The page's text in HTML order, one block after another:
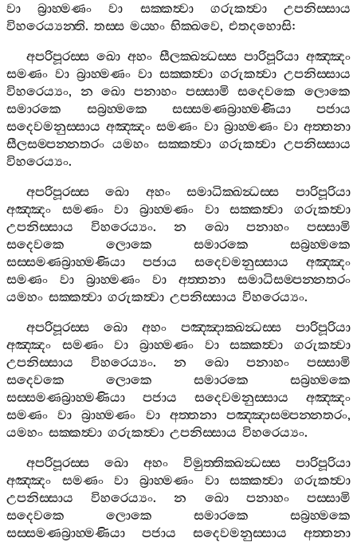
වා
බ්‍රාහ‍්මණං වා සක‍්කත්‍වා ගරුකත්‍වා
උපනිස‍්සාය
විහරෙය්‍යන‍්ති. තස‍්ස මය‍්හං භික‍්ඛවෙ, එතදහොසි:
අපරිපූරස‍්ස ඛො අහං සීලක‍්ඛන්‍ධස‍්ස පාරිපූරියා අඤ‍්ඤං
සමණං වා බ්‍රාහ‍්මණං වා සක‍්කත්‍වා ගරුකත්‍වා උපනිස‍්සාය
විහරෙය්‍යං, න ඛො පනාහං පස‍්සාමි සදෙවකෙ
ලොකෙ
සමාරකෙ
සබ්‍රහ‍්මකෙ සස‍්සමණබ්‍රාහ‍්මණියා
පජාය
සදෙවමනුස‍්සාය අඤ‍්ඤං සමණං වා බ්‍රාහ‍්මණං වා අත‍්තනා
සීලසම‍්පන‍්නතරං යමහං සක‍්කත්‍වා ගරුකත්‍වා උපනිස‍්සාය
විහරෙය්‍යං.
අපරිපූරස‍්ස
ඛො අහං සමාධික‍්ඛන්‍ධස‍්ස
පාරිපූරියා
අඤ‍්ඤං
සමණං වා බ්‍රාහ‍්මණං වා සක‍්කත්‍වා
ගරුකත්‍වා
උපනිස‍්සාය
විහරෙය්‍යං.න ඛො පනාහං
පස‍්සාමි
සදෙවකෙ
ලොකෙ සමාරකෙ
සබ්‍රහ‍්මකෙ
සස‍්සමණබ්‍රාහ‍්මණියා
පජාය සදෙවමනුස‍්සාය
අඤ‍්ඤං
සමණං
වා බ්‍රාහ‍්මණං වා අත‍්තනා
සමාධිසම‍්පන‍්නතරං
යමහං සක‍්කත්‍වා ගරුකත්‍වා උපනිස‍්සාය විහරෙය්‍යං.
අපරිපූරස‍්ස
ඛො අහං පඤ‍්ඤාක‍්ඛන්‍ධස‍්ස
පාරිපූරියා
අඤ‍්ඤං
සමණං වා බ්‍රාහ‍්මණං වා සක‍්කත්‍වා
ගරුකත්‍වා
උපනිස‍්සාය
විහරෙය්‍යං.න ඛො පනාහං
පස‍්සාමි
සදෙවකෙ
ලොකෙ සමාරකෙ
සබ්‍රහ‍්මකෙ
සස‍්සමණබ්‍රාහ‍්මණියා
පජාය සදෙවමනුස‍්සාය
අඤ‍්ඤං
සමණං
වා බ්‍රාහ‍්මණං වා අත‍්තනා පඤ‍්ඤාසම‍්පන‍්නතරං,
යමහං සක‍්කත්‍වා ගරුකත්‍වා උපනිස‍්සාය විහරෙය්‍යං.
අපරිපූරස‍්ස
ඛො අහං විමුත‍්තික‍්ඛන්‍ධස‍්ස
පාරිපූරියා
අඤ‍්ඤං
සමණං වා බ්‍රාහ‍්මණං වා සක‍්කත්‍වා
ගරුකත්‍වා
උපනිස‍්සාය
විහරෙය්‍යං.න ඛො පනාහං
පස‍්සාමි
සදෙවකෙ
ලොකෙ සමාරකෙ
සබ්‍රහ‍්මකෙ
සස‍්සමණබ්‍රාහ‍්මණියා
පජාය සදෙවමනුස‍්සාය
අත‍්තනා